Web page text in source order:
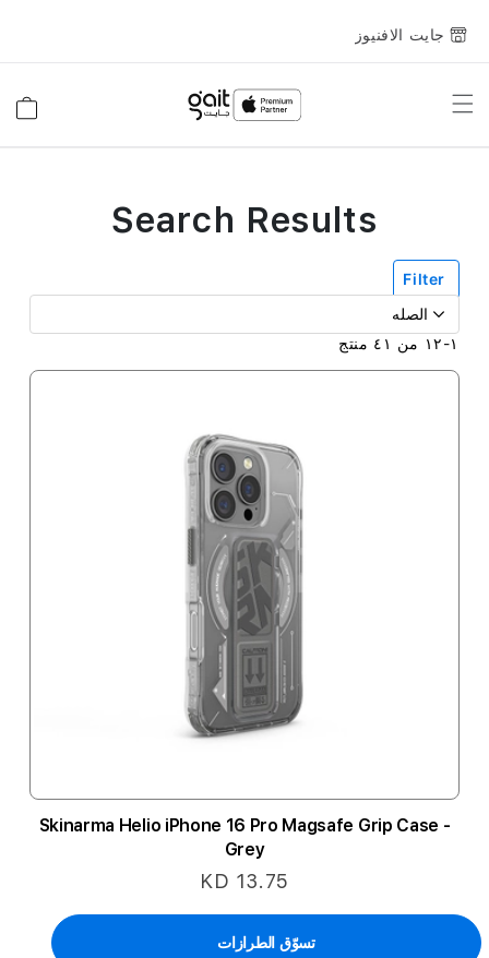
جايت الافنيوز
Toggle
Filter
١-١٢ من ٤١ منتج
Skinarma Helio iPhone 16 Pro Magsafe Grip Case -
Grey
KD 13.75
تسوّق الطرازات
Search Results